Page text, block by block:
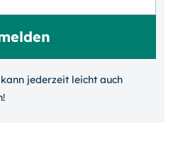
jeder­zeit leicht auch